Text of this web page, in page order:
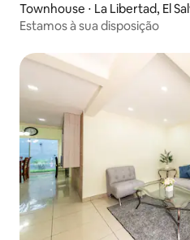
Townhouse ⋅ La Libertad, El
Estamos à sua disposição